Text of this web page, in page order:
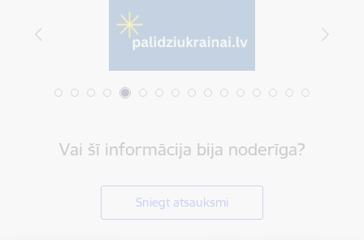
Vai šī informācija bija noderīga?
Sniegt atsauksmi